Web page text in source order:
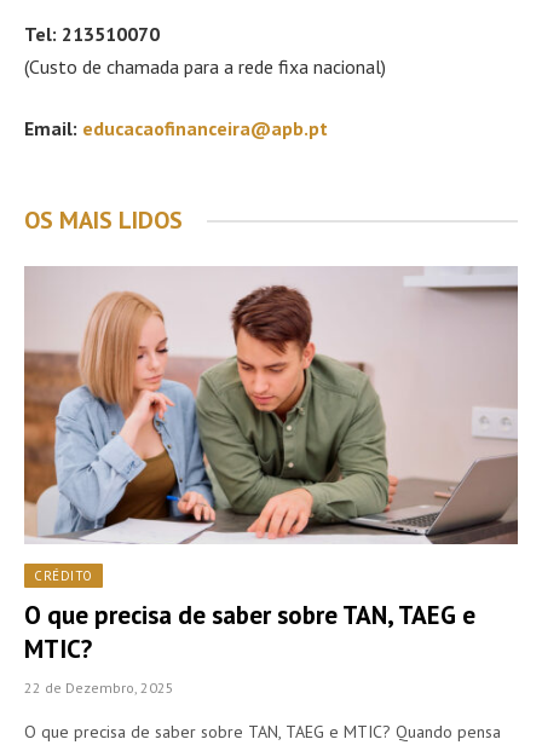
Tel: 213510070
(Custo de chamada para a rede fixa nacional)
Email: educacaofinanceira@apb.pt
OS MAIS LIDOS
CRÉDITO
O que precisa de saber sobre TAN, TAEG e
MTIC?
22 de Dezembro, 2025
O que precisa de saber sobre TAN, TAEG e MTIC? Quando pensa